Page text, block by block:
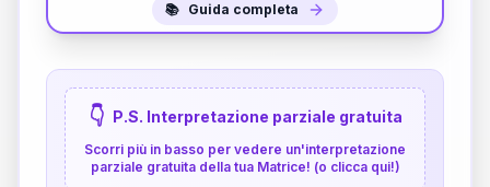
📚 Guida completa
👇 P.S. Interpretazione parziale gratuita
Scorri più in basso per vedere un'interpretazione
parziale gratuita della tua Matrice! (o clicca qui!)